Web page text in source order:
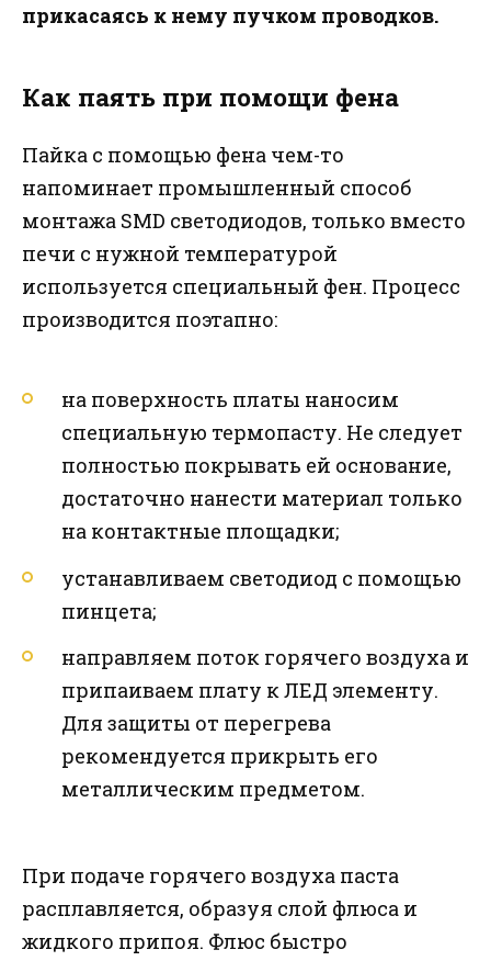
прикасаясь к нему пучком проводков.
Как паять при помощи фена
Пайка с помощью фена чем-то
напоминает промышленный способ
монтажа SMD светодиодов, только вместо
печи с нужной температурой
используется специальный фен. Процесс
производится поэтапно:
на поверхность платы наносим
специальную термопасту. Не следует
полностью покрывать ей основание,
достаточно нанести материал только
на контактные площадки;
устанавливаем светодиод с помощью
пинцета;
направляем поток горячего воздуха и
припаиваем плату к ЛЕД элементу.
Для защиты от перегрева
рекомендуется прикрыть его
металлическим предметом.
При подаче горячего воздуха паста
расплавляется, образуя слой флюса и
жидкого припоя. Флюс быстро